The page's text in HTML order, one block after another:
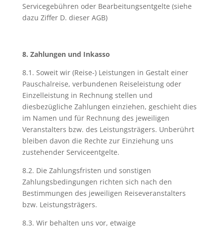
Servicegebühren oder Bearbeitungsentgelte (siehe
dazu Ziffer D. dieser AGB)
8. Zahlungen und Inkasso
8.1. Soweit wir (Reise-) Leistungen in Gestalt einer
Pauschalreise, verbundenen Reiseleistung oder
Einzelleistung in Rechnung stellen und
diesbezügliche Zahlungen einziehen, geschieht dies
im Namen und für Rechnung des jeweiligen
Veranstalters bzw. des Leistungsträgers. Unberührt
bleiben davon die Rechte zur Einziehung uns
zustehender Serviceentgelte.
8.2. Die Zahlungsfristen und sonstigen
Zahlungsbedingungen richten sich nach den
Bestimmungen des jeweiligen Reiseveranstalters
bzw. Leistungsträgers.
8.3. Wir behalten uns vor, etwaige